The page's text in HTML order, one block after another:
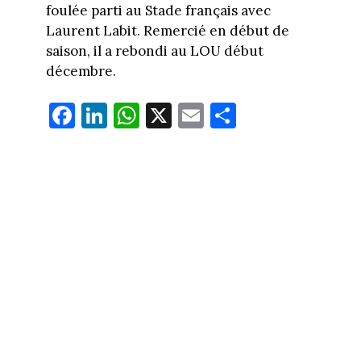
foulée parti au Stade français avec
Laurent Labit. Remercié en début de
saison, il a rebondi au LOU début
décembre.
Fa
ce
Li
nk
W
ha
X E
m
Pa
rt